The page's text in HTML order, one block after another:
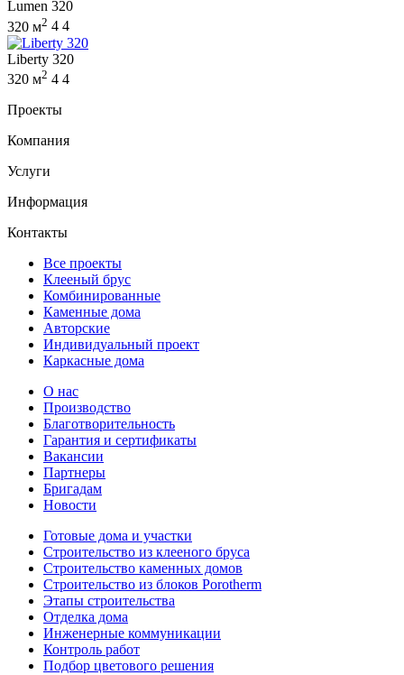
Lumen 320
320 м2 4 4
Liberty 320
320 м2 4 4
Проекты
Компания
Услуги
Информация
Контакты
Все проекты
Клееный брус
Комбинированные
Каменные дома
Авторские
Индивидуальный проект
Каркасные дома
О нас
Производство
Благотворительность
Гарантия и сертификаты
Вакансии
Партнеры
Бригадам
Новости
Готовые дома и участки
Строительство из клееного бруса
Строительство каменных домов
Строительство из блоков Porotherm
Этапы строительства
Отделка дома
Инженерные коммуникации
Контроль работ
Подбор цветового решения